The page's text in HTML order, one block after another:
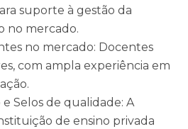
suporte à gestão da
no mercado.
no mercado: Docentes
com ampla experiência em
Selos de qualidade: A
de ensino privada